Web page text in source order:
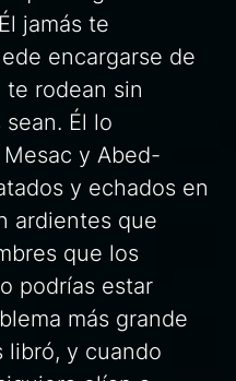
jamás te
encargarse de
rodean sin
Él lo
y Abed-
y echados en
ardientes que
que los
podrías estar
más grande
libró, y cuando